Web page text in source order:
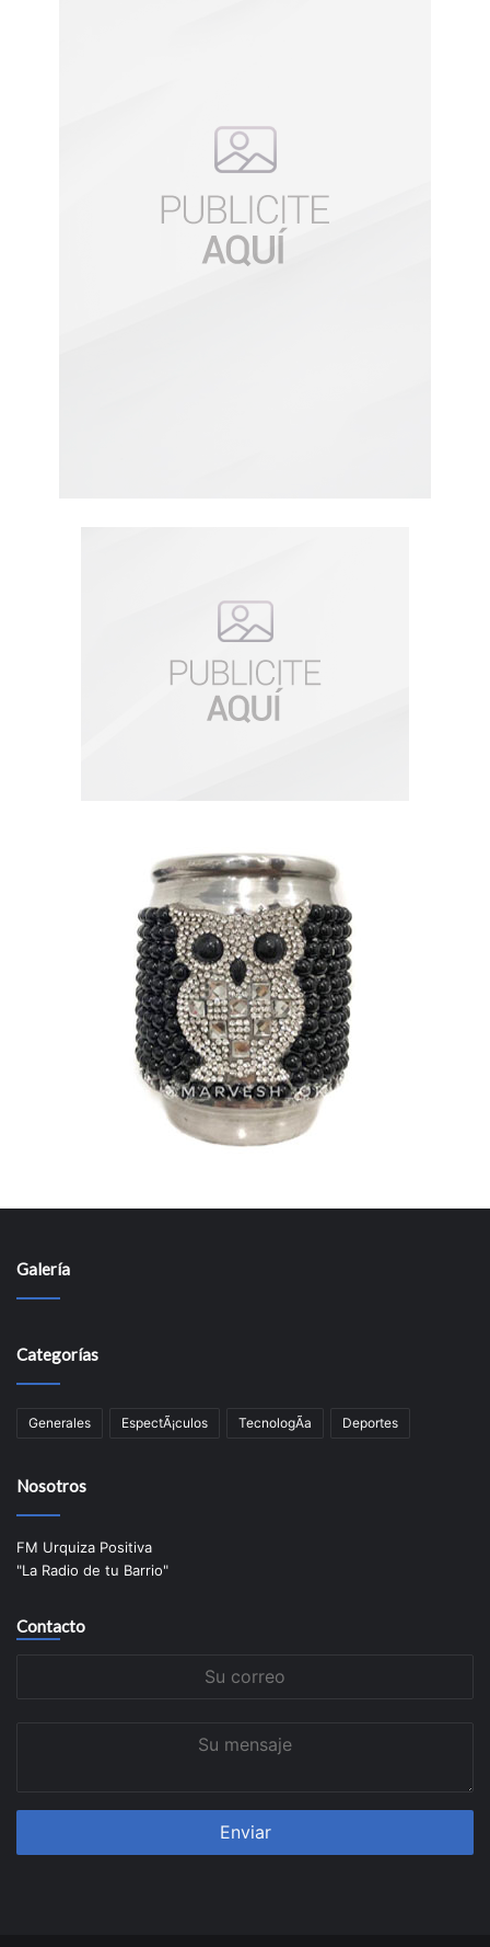
Galería
Categorías
Generales EspectÃ¡culos TecnologÃ­a Deportes
Nosotros
FM Urquiza Positiva
"La Radio de tu Barrio"
Contacto